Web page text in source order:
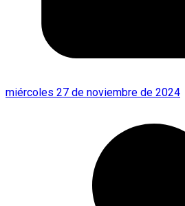
miércoles 27 de noviembre de 2024